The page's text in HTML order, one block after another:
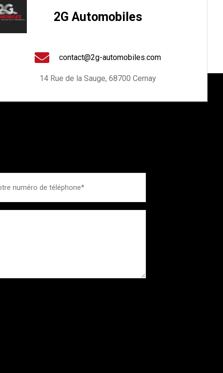
2G Automobiles
contact@2g-automobiles.com
14 Rue de la Sauge, 68700 Cernay